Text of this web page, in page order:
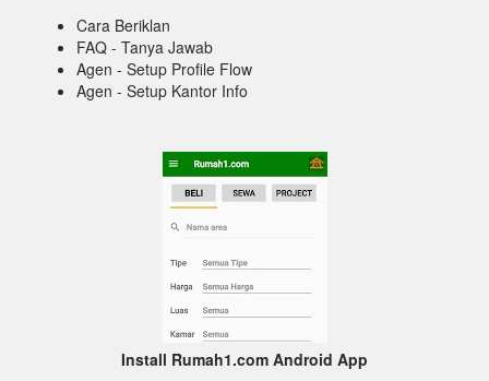
Cara Beriklan
FAQ - Tanya Jawab
Agen - Setup Profile Flow
Agen - Setup Kantor Info
Install Rumah1.com Android App